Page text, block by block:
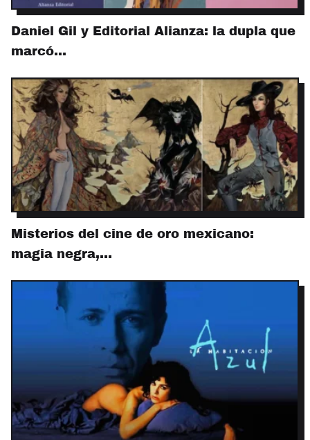
Daniel Gil y Editorial Alianza: la dupla que
marcó…
Misterios del cine de oro mexicano:
magia negra,…